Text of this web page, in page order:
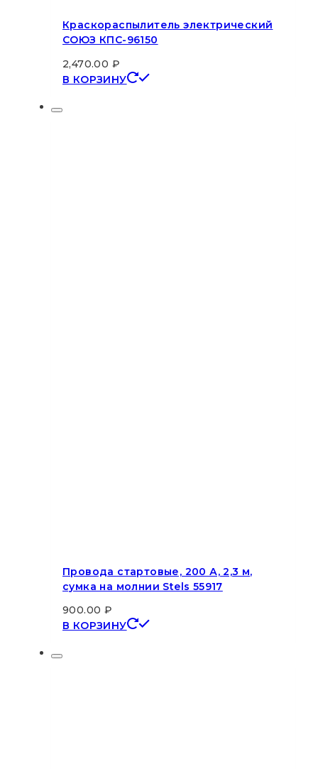
Краскораспылитель электрический
СОЮЗ КПС-96150
2,470.00 ₽
В КОРЗИНУ
Провода стартовые, 200 А, 2,3 м,
сумка на молнии Stels 55917
900.00 ₽
В КОРЗИНУ